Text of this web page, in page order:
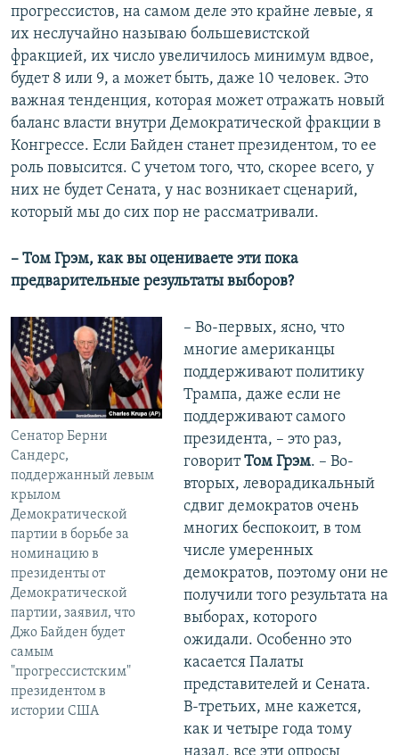
прогрессистов, на самом деле это крайне левые, я
их неслучайно называю большевистской
фракцией, их число увеличилось минимум вдвое,
будет 8 или 9, а может быть, даже 10 человек. Это
важная тенденция, которая может отражать новый
баланс власти внутри Демократической фракции в
Конгрессе. Если Байден станет президентом, то ее
роль повысится. С учетом того, что, скорее всего, у
них не будет Сената, у нас возникает сценарий,
который мы до сих пор не рассматривали.
– Том Грэм, как вы оцениваете эти пока
предварительные результаты выборов?
Сенатор Берни
Сандерс,
поддержанный левым
крылом
Демократической
партии в борьбе за
номинацию в
президенты от
Демократической
партии, заявил, что
Джо Байден будет
самым
"прогрессистским"
президентом в
истории США
– Во-первых, ясно, что
многие американцы
поддерживают политику
Трампа, даже если не
поддерживают самого
президента, – это раз,
говоритТом Грэм. – Во-
вторых, леворадикальный
сдвиг демократов очень
многих беспокоит, в том
числе умеренных
демократов, поэтому они не
получили того результата на
выборах, которого
ожидали. Особенно это
касается Палаты
представителей и Сената.
В-третьих, мне кажется,
как и четыре года тому